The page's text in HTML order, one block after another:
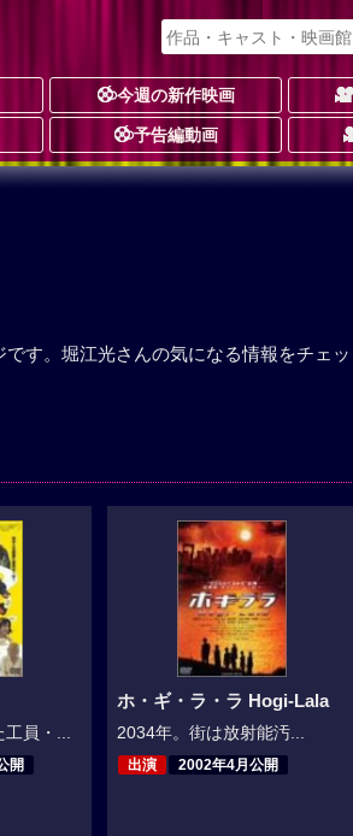
今週の新作映画
予告編動画
す。堀江光さんの気になる情報をチェッ
工員・...
開
ホ・ギ・ラ・ラ Hogi-Lala
2034年。街は放射能汚...
出演 2002年4月公開